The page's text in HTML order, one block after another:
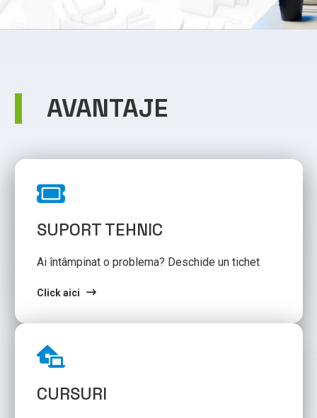
AVANTAJE
SUPORT TEHNIC
Ai întâmpinat o problema? Deschide un tichet
Click aici
CURSURI